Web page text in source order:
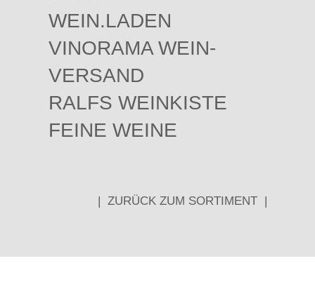
WEIN.LADEN
VINORAMA WEIN-
VERSAND
RALFS WEINKISTE
FEINE WEINE
| ZURÜCK ZUM SORTIMENT |